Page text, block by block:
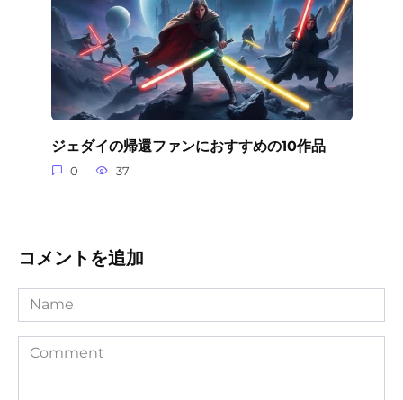
ジェダイの帰還ファンにおすすめの10作品
0 37
コメントを追加
Name
Comment